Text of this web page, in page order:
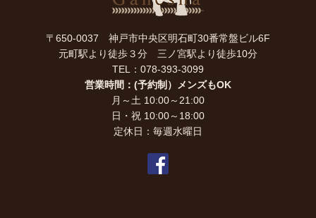
〒650-0037 神戸市中央区明石町30番常盤ビル6F
元町駅より徒歩３分 三ノ宮駅より徒歩10分
TEL：078-393-3099
営業時間：(予約制）メンズもOK
月～土 10:00～21:00
日・祝 10:00～18:00
定休日：毎週水曜日